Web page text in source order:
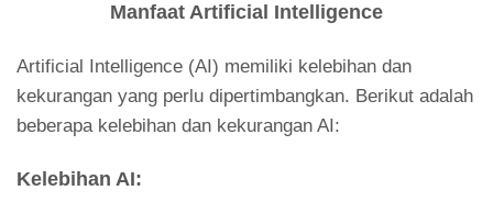
Manfaat Artificial Intelligence
Artificial Intelligence (AI) memiliki kelebihan dan
kekurangan yang perlu dipertimbangkan. Berikut adalah
beberapa kelebihan dan kekurangan AI:
Kelebihan AI: